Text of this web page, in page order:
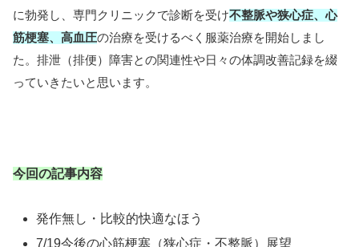
に勃発し、専門クリニックで診断を受け不整脈や狭心症、心
筋梗塞、高血圧の治療を受けるべく服薬治療を開始しまし
た。排泄（排便）障害との関連性や日々の体調改善記録を綴
っていきたいと思います。
今回の記事内容
発作無し・比較的快適なほう
7/19今後の心筋梗塞（狭心症・不整脈）展望